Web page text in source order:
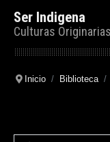
Ser Indigena
Culturas
Inicio Biblioteca